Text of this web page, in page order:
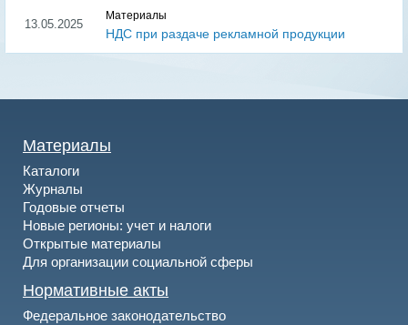
13.05.2025
Материалы
НДС при раздаче рекламной продукции
Материалы
Каталоги
Журналы
Годовые отчеты
Новые регионы: учет и налоги
Открытые материалы
Для организации социальной сферы
Нормативные акты
Федеральное законодательство